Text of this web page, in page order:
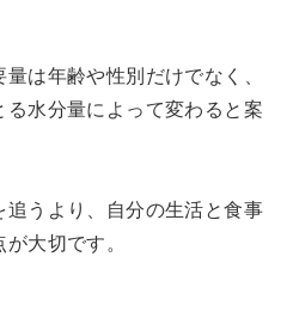
は年齢や性別だけでなく、
水分量によって変わると案
うより、自分の生活と食事
大切です。